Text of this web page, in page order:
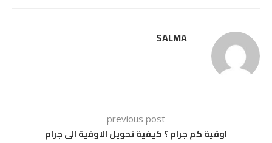
SALMA
previous post
اوقية كم جرام ؟ كيفية تحويل الاوقية الى جرام